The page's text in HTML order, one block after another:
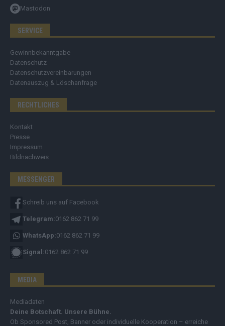
Mastodon
SERVICE
Gewinnbekanntgabe
Datenschutz
Datenschutzvereinbarungen
Datenauszug & Löschanfrage
RECHTLICHES
Kontakt
Presse
Impressum
Bildnachweis
MESSENGER
Schreib uns auf Facebook
Telegram:0162 862 71 99
WhatsApp:0162 862 71 99
Signal:0162 862 71 99
MEDIA
Mediadaten
Deine Botschaft. Unsere Bühne.
Ob Sponsored Post, Banner oder individuelle Kooperation – erreiche